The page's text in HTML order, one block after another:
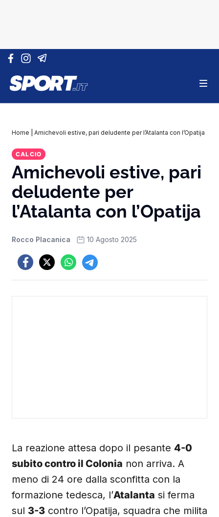
Vai al contenuto
Home Amichevoli estive, pari deludente per l’Atalanta con l’Opatija
CALCIO
Amichevoli estive, pari
deludente per
l’Atalanta con l’Opatija
Rocco Placanica 10 Agosto 2025
La reazione attesa dopo il pesante 4-0
subito contro il Colonia non arriva. A
meno di 24 ore dalla sconfitta con la
formazione tedesca, l’Atalanta si ferma
sul 3-3 contro l’Opatija, squadra che milita